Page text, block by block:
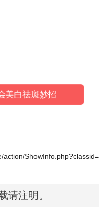
美白祛斑妙招
action/ShowInfo.php?classid=
请注明。